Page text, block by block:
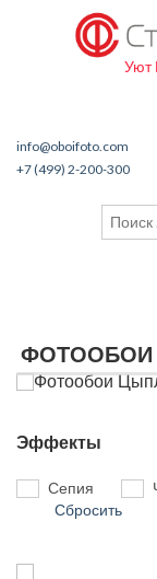
Уют
info@oboifoto.com
+7 (499) 2-200-300
ФОТООБОИ
Эффекты
Сепия
Сбросить